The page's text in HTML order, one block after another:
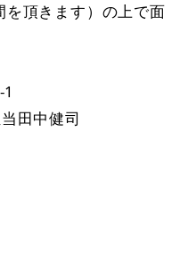
頂きます）の上で面
田中健司